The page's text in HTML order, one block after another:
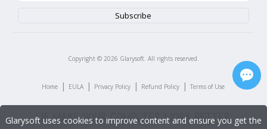
Copyright © 2026 Glarysoft. All rights reserved.
Home | EULA | Privacy Policy | Refund Policy | Terms of Use
Glarysoft uses cookies to improve content and ensure you get the